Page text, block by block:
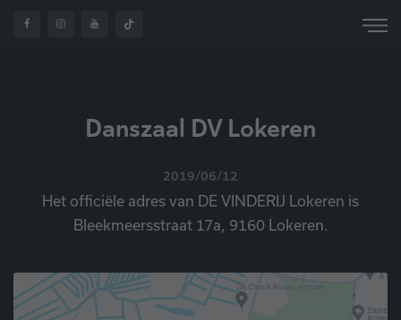
Danszaal DV Lokeren
2019/06/12
Het officiële adres van DE VINDERIJ Lokeren is
Bleekmeersstraat 17a, 9160 Lokeren.